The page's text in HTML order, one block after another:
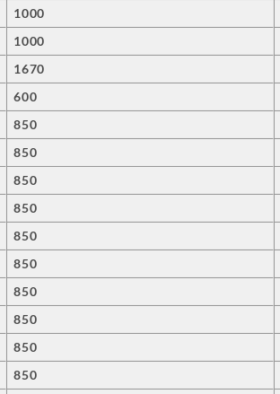
1000
1000
1670
600
850
850
850
850
850
850
850
850
850
850